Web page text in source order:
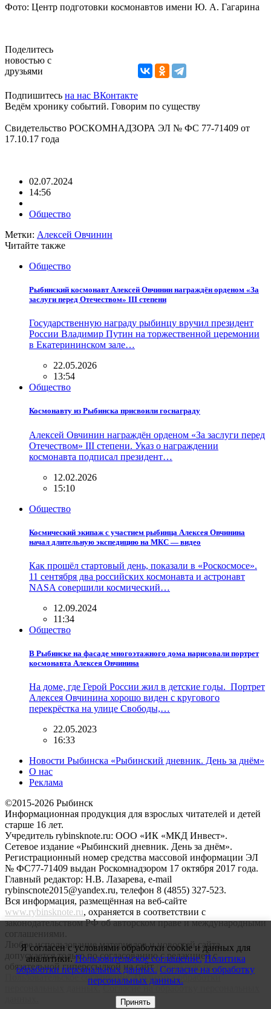
Фото: Центр подготовки космонавтов имени Ю. А. Гагарина
Поделитесь
новостью с
друзьями
Подпишитесь на нас ВКонтакте
Ведём хронику событий. Говорим по существу
Свидетельство РОСКОМНАДЗОРА ЭЛ № ФС 77-71409 от
17.10.17 года
02.07.2024
14:56
Общество
Метки: Алексей Овчинин
Читайте также
Общество
Рыбинский космонавт Алексей Овчинин награждён орденом «За
заслуги перед Отечеством» III степени
Государственную награду рыбинцу вручил президент
России Владимир Путин на торжественной церемонии
в Екатерининском зале…
22.05.2026
13:54
Общество
Космонавту из Рыбинска присвоили госнаграду
Алексей Овчинин награждён орденом «За заслуги перед
Отечеством» III степени. Указ о награждении
космонавта подписал президент…
12.02.2026
15:10
Общество
Космический экипаж с участием рыбинца Алексея Овчинина
начал длительную экспедицию на МКС — видео
Как прошёл стартовый день, показали в «Роскосмосе».
11 сентября два российских космонавта и астронавт
NASA совершили космический…
12.09.2024
11:34
Общество
В Рыбинске на фасаде многоэтажного дома нарисовали портрет
космонавта Алексея Овчинина
На доме, где Герой России жил в детские годы. Портрет
Алексея Овчинина хорошо виден с кругового
перекрёстка на улице Свободы,…
22.05.2023
16:33
Новости Рыбинска «Рыбинский дневник. День за днём»
О нас
Реклама
©2015-2026 Рыбинск
Информационная продукция для взрослых читателей и детей
старше 16 лет.
Учредитель rybinsknote.ru: ООО «ИК «МКД Инвест».
Сетевое издание «Рыбинский дневник. День за днём».
Регистрационный номер средства массовой информации ЭЛ
№ ФС77-71409 выдан Роскомнадзором 17 октября 2017 года.
Главный редактор: Н.В. Лазарева, e-mail
rybinscnote2015@yandex.ru, телефон 8 (4855) 327-523.
Вся информация, размещённая на веб-сайте
www.rybinsknote.ru, охраняется в соответствии с
законодательством РФ об авторском праве и международными
соглашениями.
Любое использование материалов и новостей сайта
допускается только по согласованию с редакцией с
обязательной гиперссылкой на сайтrybinsknote.ru.
Пользовательское соглашение. Политика обработки
персональных данных. Согласие на обработку персональных
Я согласен с условиями обработки cookie и данных для
аналитики. Пользовательское соглашение. Политика
обработки персональных данных. Согласие на обработку
персональных данных.
Принять